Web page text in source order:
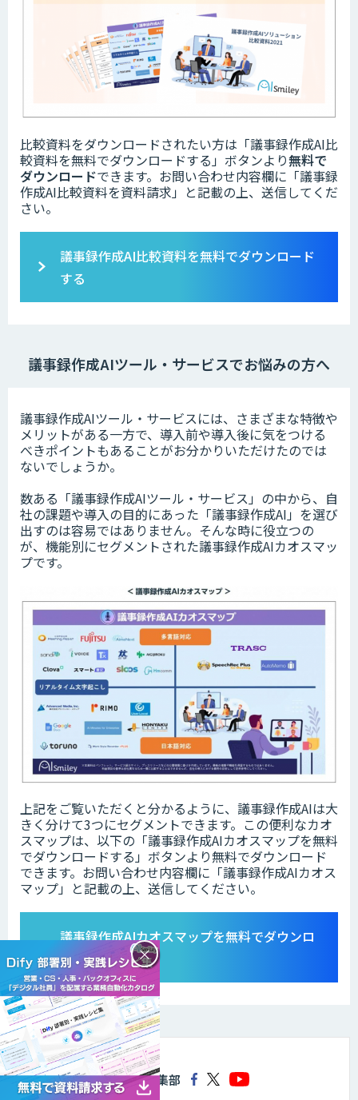
比較資料をダウンロードされたい方は「議事録作成AI比
較資料を無料でダウンロードする」ボタンより無料で
ダウンロードできます。お問い合わせ内容欄に「議事録
作成AI比較資料を資料請求」と記載の上、送信してくだ
さい。
議事録作成AI比較資料を無料でダウンロード
する
議事録作成AIツール・サービスでお悩みの方へ
議事録作成AIツール・サービスには、さまざまな特徴や
メリットがある一方で、導入前や導入後に気をつける
べきポイントもあることがお分かりいただけたのでは
ないでしょうか。
数ある「議事録作成AIツール・サービス」の中から、自
社の課題や導入の目的にあった「議事録作成AI」を選び
出すのは容易ではありません。そんな時に役立つの
が、機能別にセグメントされた議事録作成AIカオスマッ
プです。
上記をご覧いただくと分かるように、議事録作成AIは大
きく分けて3つにセグメントできます。この便利なカオ
スマップは、以下の「​​議事録作成AI​カオスマップを無料
でダウンロードする」ボタンより無料でダウンロード
できます。お問い合わせ内容欄に「議事録作成AIカオス
マップ」と記載の上、送信してください。
議事録作成AIカオスマップを無料でダウンロ
ードする
AIsmiley編集部
×